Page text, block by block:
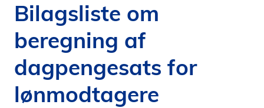
d
o
l
d
å
Bilagsliste om
beregning af
dagpengesats for
lønmodtagere